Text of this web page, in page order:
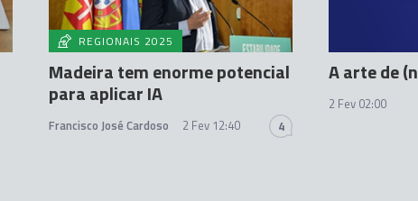
REGIONAIS 2025
Madeira tem enorme potencial
para aplicar IA
Francisco José Cardoso 2 Fev 12:40 4
A arte de
2 Fev 02:00